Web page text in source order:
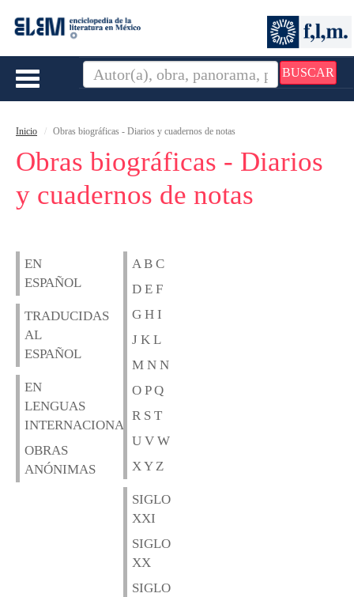
BUSCAR
Toggle
Inicio Obras biográficas - Diarios y cuadernos de notas
Obras biográficas - Diarios
y cuadernos de notas
EN
ESPAÑOL
TRADUCIDAS
AL
ESPAÑOL
EN
LENGUAS
INTERNACIONALES
OBRAS
ANÓNIMAS
A B C
D E F
G H I
J K L
M N N
O P Q
R S T
U V W
X Y Z
SIGLO
XXI
SIGLO
XX
SIGLO